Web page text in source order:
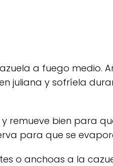
a fuego medio.
juliana y sofríela
remueve bien para
para que se
o anchoas a la